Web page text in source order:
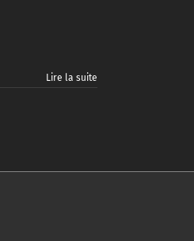
Lire la suite